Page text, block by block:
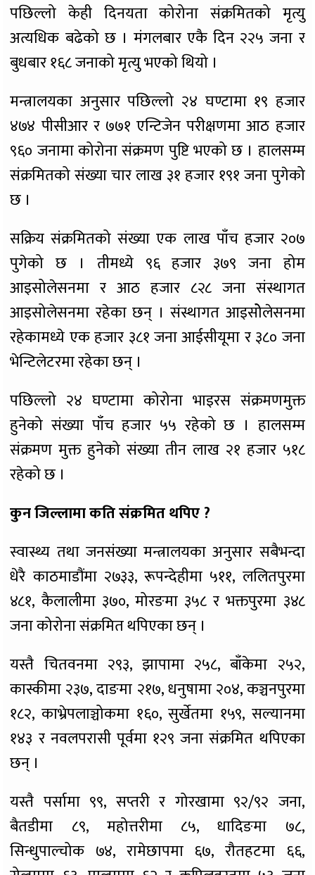
पछिल्लो केही दिनयता कोरोना संक्रमितको मृत्यु
अत्यधिक बढेको छ । मंगलबार एकै दिन २२५ जना र
बुधबार १६८ जनाको मृत्यु भएको थियो ।
मन्त्रालयका अनुसार पछिल्लो २४ घण्टामा १९ हजार
४७४ पीसीआर र ७७१ एन्टिजेन परीक्षणमा आठ हजार
९६० जनामा कोरोना संक्रमण पुष्टि भएको छ । हालसम्म
संक्रमितको संख्या चार लाख ३१ हजार १९१ जना पुगेको
छ ।
सक्रिय संक्रमितको संख्या एक लाख पाँच हजार २०७
पुगेको छ । तीमध्ये ९६ हजार ३७९ जना होम
आइसोलेसनमा र आठ हजार ८२८ जना संस्थागत
आइसोलेसनमा रहेका छन् । संस्थागत आइसोेलेसनमा
रहेकामध्ये एक हजार ३८१ जना आईसीयूमा र ३८० जना
भेन्टिलेटरमा रहेका छन् ।
पछिल्लो २४ घण्टामा कोरोना भाइरस संक्रमणमुक्त
हुनेको संख्या पाँच हजार ५५ रहेको छ । हालसम्म
संक्रमण मुक्त हुनेको संख्या तीन लाख २१ हजार ५१८
रहेको छ ।
कुन जिल्लामा कति संक्रमित थपिए ?
स्वास्थ्य तथा जनसंख्या मन्त्रालयका अनुसार सबैभन्दा
धेरै काठमाडौंमा २७३३, रूपन्देहीमा ५११, ललितपुरमा
४८१, कैलालीमा ३७०, मोरङमा ३५८ र भक्तपुरमा ३४८‍
जना कोरोना संक्रमित थपिएका छन् ।
यस्तै चितवनमा २९३, झापामा २५८, बाँकेमा २५२,
कास्कीमा २३७, दाङमा २१७, धनुषामा २०४, कञ्चनपुरमा
१८२, काभ्रेपलाञ्चोकमा १६०, सुर्खेतमा १५९, सल्यानमा
१४३ र नवलपरासी पूर्वमा १२९ जना संक्रमित थपिएका
छन् ।
यस्तै पर्सामा ९९, सप्तरी र गोरखामा ९२/९२ जना,
बैतडीमा ८९, महोत्तरीमा ८५, धादिङमा ७८,
सिन्धुपाल्चोक ७४, रामेछापमा ६७, रौतहटमा ६६,